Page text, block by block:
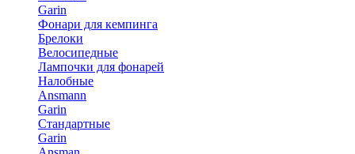
Garin
Фонари для кемпинга
Брелоки
Велосипедные
Лампочки для фонарей
Налобные
Ansmann
Garin
Стандартные
Garin